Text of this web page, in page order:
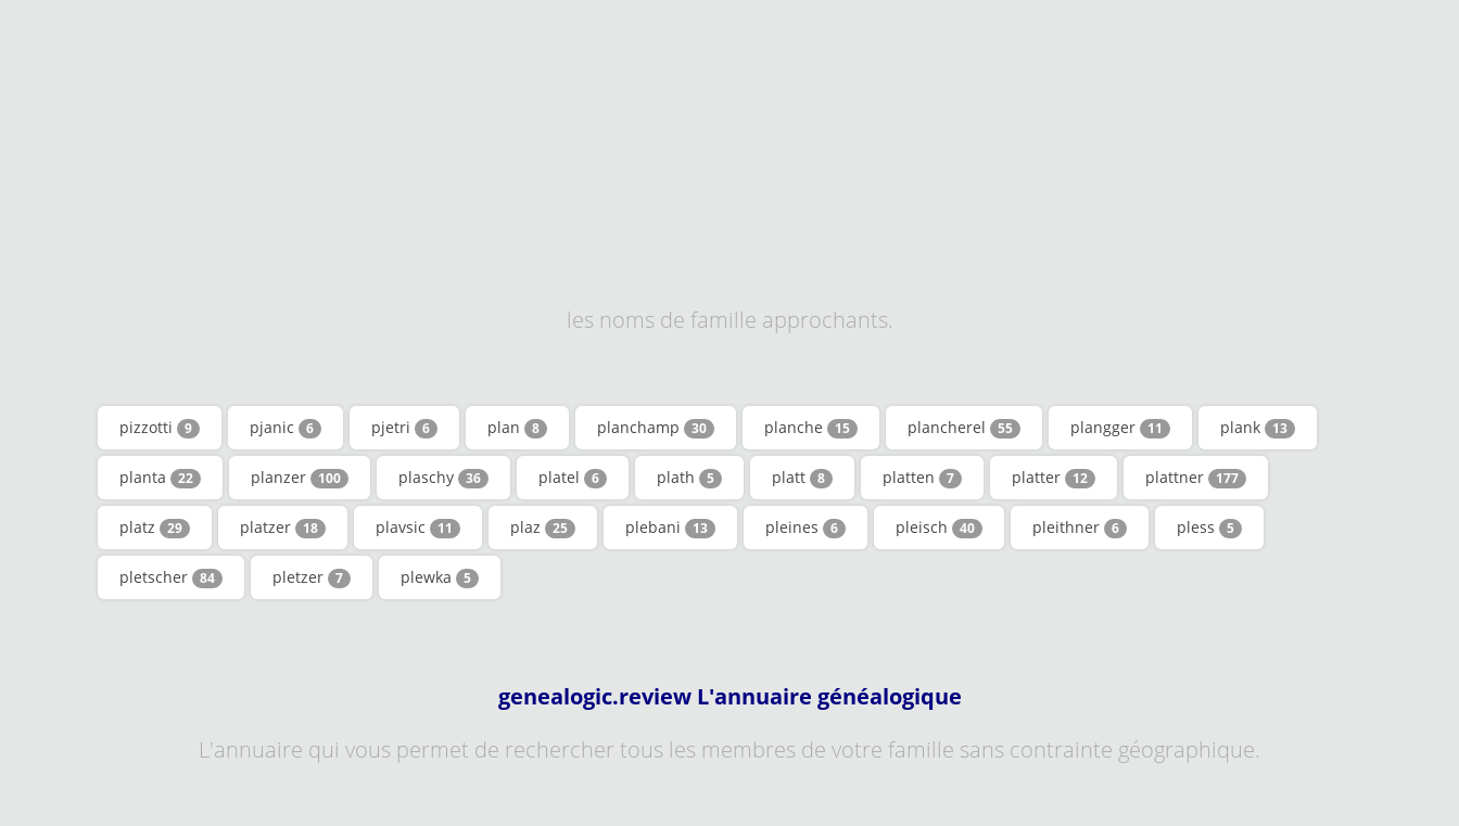
les noms de famille approchants.
pizzotti 9 pjanic 6 pjetri 6 plan 8 planchamp 30 planche 15 plancherel 55 plangger 11 plank 13
planta 22 planzer 100 plaschy 36 platel 6 plath 5 platt 8 platten 7 platter 12 plattner 177
platz 29 platzer 18 plavsic 11 plaz 25 plebani 13 pleines 6 pleisch 40 pleithner 6 pless 5
pletscher 84 pletzer 7 plewka 5
genealogic.review L'annuaire généalogique
L'annuaire qui vous permet de rechercher tous les membres de votre famille sans contrainte géographique.